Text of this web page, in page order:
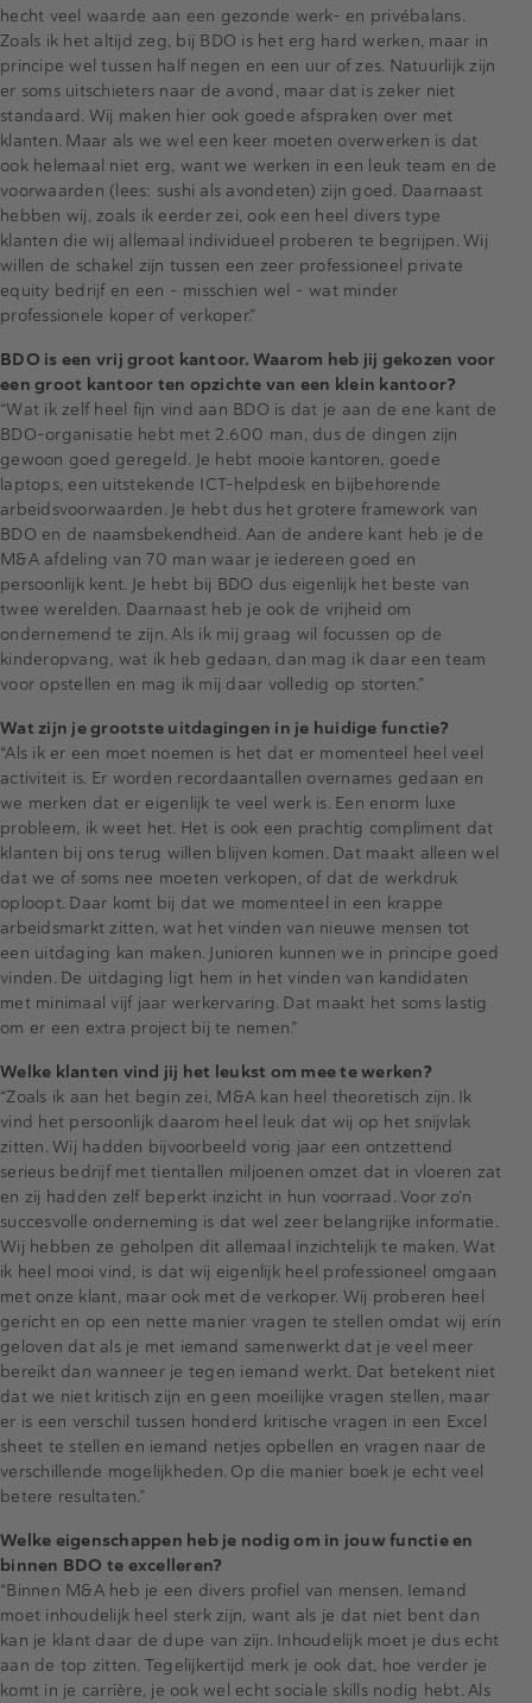
hecht veel waarde aan een gezonde werk- en privébalans.
Zoals ik het altijd zeg, bij BDO is het erg hard werken, maar in
principe wel tussen half negen en een uur of zes. Natuurlijk zijn
er soms uitschieters naar de avond, maar dat is zeker niet
standaard. Wij maken hier ook goede afspraken over met
klanten. Maar als we wel een keer moeten overwerken is dat
ook helemaal niet erg, want we werken in een leuk team en de
voorwaarden (lees: sushi als avondeten) zijn goed. Daarnaast
hebben wij, zoals ik eerder zei, ook een heel divers type
klanten die wij allemaal individueel proberen te begrijpen. Wij
willen de schakel zijn tussen een zeer professioneel private
equity bedrijf en een – misschien wel – wat minder
professionele koper of verkoper.”
BDO is een vrij groot kantoor. Waarom heb jij gekozen voor
een groot kantoor ten opzichte van een klein kantoor?
“Wat ik zelf heel fijn vind aan BDO is dat je aan de ene kant de
BDO-organisatie hebt met 2.600 man, dus de dingen zijn
gewoon goed geregeld. Je hebt mooie kantoren, goede
laptops, een uitstekende ICT-helpdesk en bijbehorende
arbeidsvoorwaarden. Je hebt dus het grotere framework van
BDO en de naamsbekendheid. Aan de andere kant heb je de
M&A afdeling van 70 man waar je iedereen goed en
persoonlijk kent. Je hebt bij BDO dus eigenlijk het beste van
twee werelden. Daarnaast heb je ook de vrijheid om
ondernemend te zijn. Als ik mij graag wil focussen op de
kinderopvang, wat ik heb gedaan, dan mag ik daar een team
voor opstellen en mag ik mij daar volledig op storten.”
Wat zijn je grootste uitdagingen in je huidige functie?
“Als ik er een moet noemen is het dat er momenteel heel veel
activiteit is. Er worden recordaantallen overnames gedaan en
we merken dat er eigenlijk te veel werk is. Een enorm luxe
probleem, ik weet het. Het is ook een prachtig compliment dat
klanten bij ons terug willen blijven komen. Dat maakt alleen wel
dat we of soms nee moeten verkopen, of dat de werkdruk
oploopt. Daar komt bij dat we momenteel in een krappe
arbeidsmarkt zitten, wat het vinden van nieuwe mensen tot
een uitdaging kan maken. Junioren kunnen we in principe goed
vinden. De uitdaging ligt hem in het vinden van kandidaten
met minimaal vijf jaar werkervaring. Dat maakt het soms lastig
om er een extra project bij te nemen.”
Welke klanten vind jij het leukst om mee te werken?
“Zoals ik aan het begin zei, M&A kan heel theoretisch zijn. Ik
vind het persoonlijk daarom heel leuk dat wij op het snijvlak
zitten. Wij hadden bijvoorbeeld vorig jaar een ontzettend
serieus bedrijf met tientallen miljoenen omzet dat in vloeren zat
en zij hadden zelf beperkt inzicht in hun voorraad. Voor zo’n
succesvolle onderneming is dat wel zeer belangrijke informatie.
Wij hebben ze geholpen dit allemaal inzichtelijk te maken. Wat
ik heel mooi vind, is dat wij eigenlijk heel professioneel omgaan
met onze klant, maar ook met de verkoper. Wij proberen heel
gericht en op een nette manier vragen te stellen omdat wij erin
geloven dat als je met iemand samenwerkt dat je veel meer
bereikt dan wanneer je tegen iemand werkt. Dat betekent niet
dat we niet kritisch zijn en geen moeilijke vragen stellen, maar
er is een verschil tussen honderd kritische vragen in een Excel
sheet te stellen en iemand netjes opbellen en vragen naar de
verschillende mogelijkheden. Op die manier boek je echt veel
betere resultaten.”
Welke eigenschappen heb je nodig om in jouw functie en
binnen BDO te excelleren?
“Binnen M&A heb je een divers profiel van mensen. Iemand
moet inhoudelijk heel sterk zijn, want als je dat niet bent dan
kan je klant daar de dupe van zijn. Inhoudelijk moet je dus echt
aan de top zitten. Tegelijkertijd merk je ook dat, hoe verder je
komt in je carrière, je ook wel echt sociale skills nodig hebt. Als